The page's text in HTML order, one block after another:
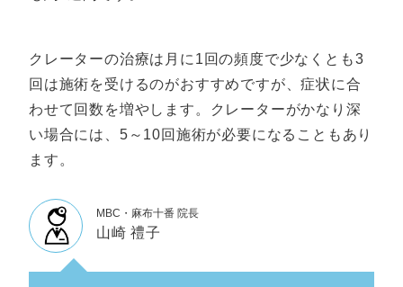
クレーターの治療は月に1回の頻度で少なくとも3
回は施術を受けるのがおすすめですが、症状に合
わせて回数を増やします。クレーターがかなり深
い場合には、5～10回施術が必要になることもあり
ます。
MBC・麻布十番 院長
山崎 禮子